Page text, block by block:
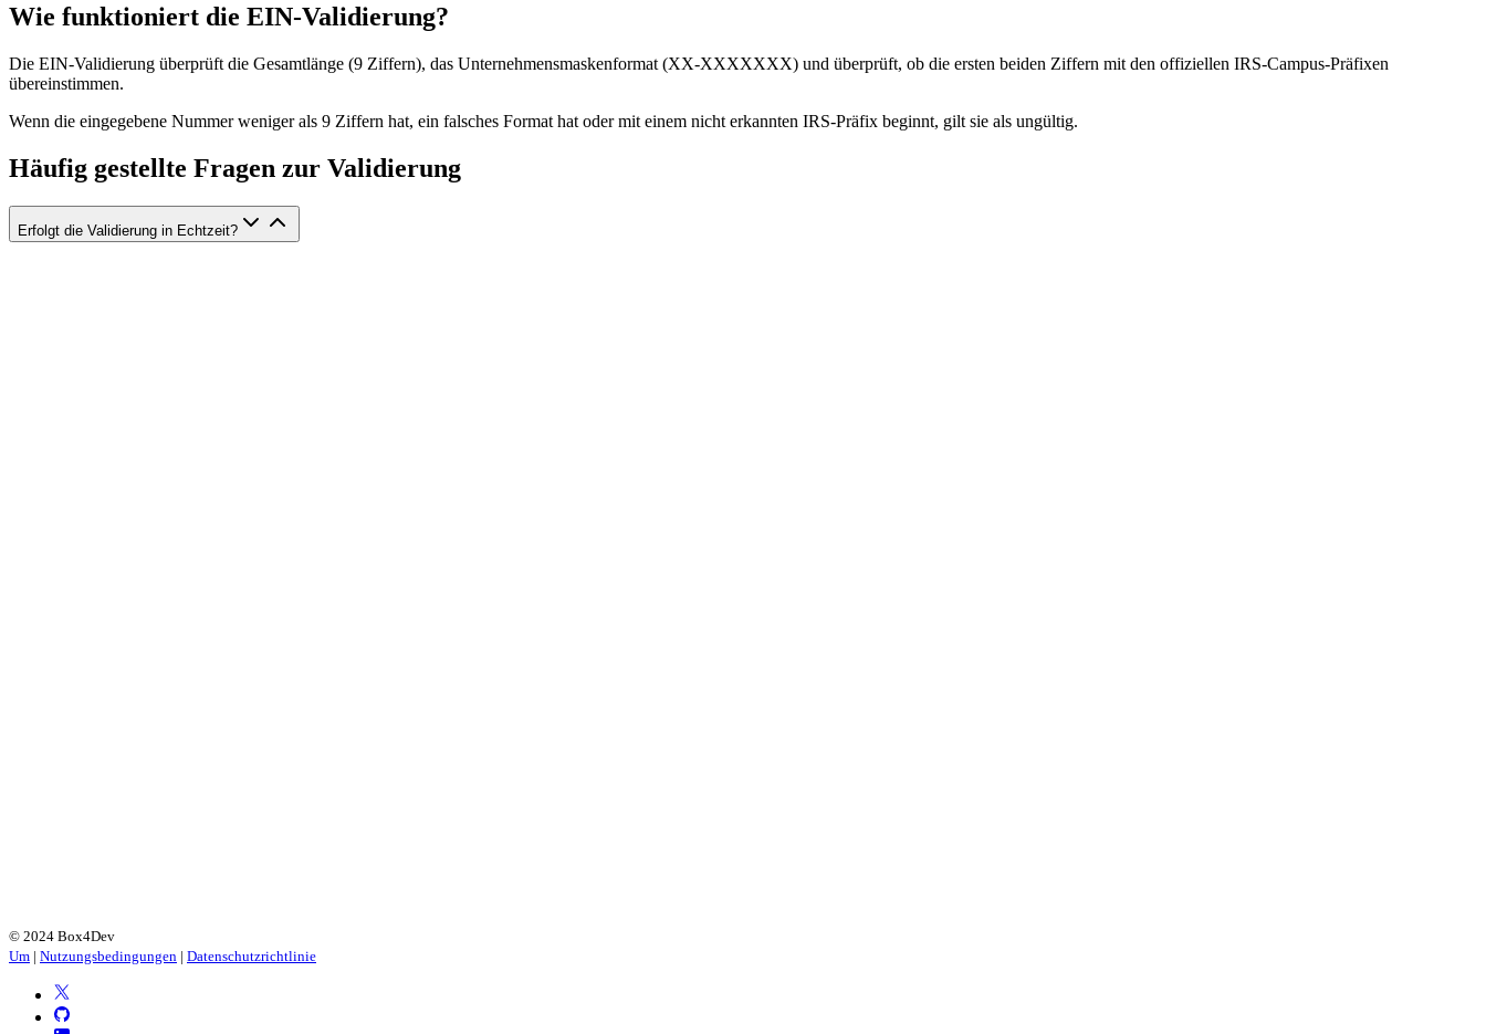
Wie funktioniert die EIN-Validierung?
Die EIN-Validierung überprüft die Gesamtlänge (9 Ziffern), das Unternehmensmaskenformat (XX-XXXXXXX) und überprüft, ob die ersten beiden Ziffern mit den offiziellen IRS-Campus-Präfixen
übereinstimmen.
Wenn die eingegebene Nummer weniger als 9 Ziffern hat, ein falsches Format hat oder mit einem nicht erkannten IRS-Präfix beginnt, gilt sie als ungültig.
Häufig gestellte Fragen zur Validierung
Erfolgt die Validierung in Echtzeit?
© 2024 Box4Dev
Um | Nutzungsbedingungen | Datenschutzrichtlinie